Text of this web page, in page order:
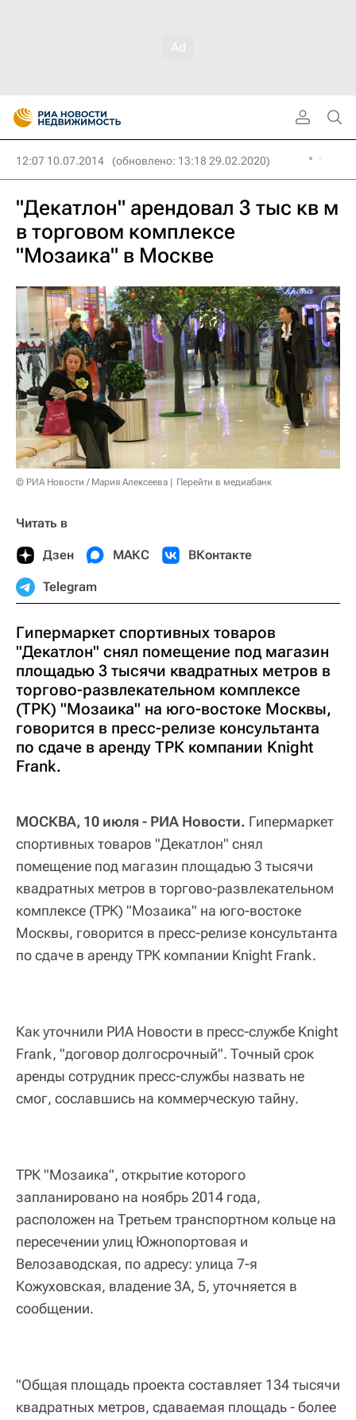
12:07 10.07.2014 (обновлено: 13:18 29.02.2020)
"Декатлон" арендовал 3 тыс кв м
в торговом комплексе
"Мозаика" в Москве
© РИА Новости / Мария Алексеева Перейти в медиабанк
Читать в
Дзен МАКС ВКонтакте
Telegram
Гипермаркет спортивных товаров
"Декатлон" снял помещение под магазин
площадью 3 тысячи квадратных метров в
торгово-развлекательном комплексе
(ТРК) "Мозаика" на юго-востоке Москвы,
говорится в пресс-релизе консультанта
по сдаче в аренду ТРК компании Knight
Frank.
МОСКВА, 10 июля - РИА Новости. Гипермаркет
спортивных товаров "Декатлон" снял
помещение под магазин площадью 3 тысячи
квадратных метров в торгово-развлекательном
комплексе (ТРК) "Мозаика" на юго-востоке
Москвы, говорится в пресс-релизе консультанта
по сдаче в аренду ТРК компании Knight Frank.
Как уточнили РИА Новости в пресс-службе Knight
Frank, "договор долгосрочный". Точный срок
аренды сотрудник пресс-службы назвать не
смог, сославшись на коммерческую тайну.
ТРК "Мозаика", открытие которого
запланировано на ноябрь 2014 года,
расположен на Третьем транспортном кольце на
пересечении улиц Южнопортовая и
Велозаводская, по адресу: улица 7-я
Кожуховская, владение 3А, 5, уточняется в
сообщении.
"Общая площадь проекта составляет 134 тысячи
квадратных метров, сдаваемая площадь - более